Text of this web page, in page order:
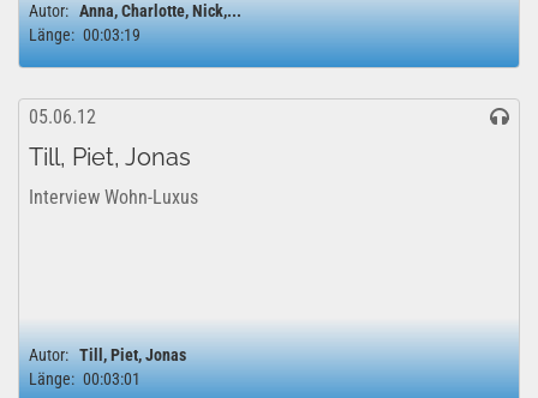
Autor: Anna, Charlotte, Nick,...
Länge: 00:03:19
05.06.12
Till, Piet, Jonas
Interview Wohn-Luxus
Autor: Till, Piet, Jonas
Länge: 00:03:01